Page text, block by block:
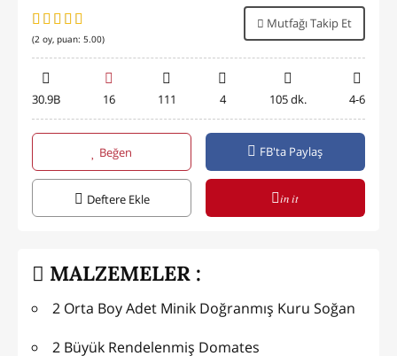
(2 oy, puan: 5.00)
Mutfağı Takip Et
30.9B 16 111 4 105 dk. 4-6
Beğen FB'ta Paylaş
Deftere Ekle in it
MALZEMELER :
2 Orta Boy Adet Minik Doğranmış Kuru Soğan
2 Büyük Rendelenmiş Domates